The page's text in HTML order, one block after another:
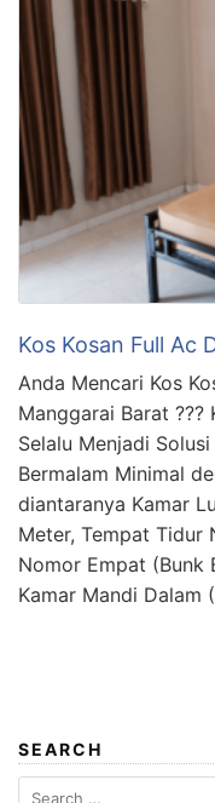
Kos Kosan Full Ac
Anda Mencari Kos
Manggarai Barat ???
Selalu Menjadi
Bermalam Minimal
diantaranya Kamar
Meter, Tempat Tidur
Nomor Empat (Bunk
Kamar Mandi Dalam
SEARCH
Search